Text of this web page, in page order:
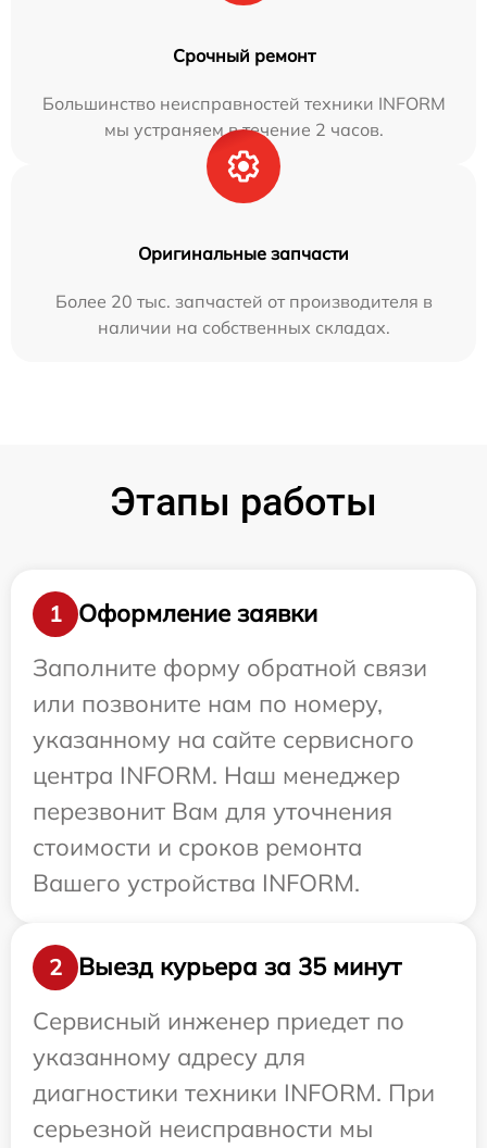
Срочный ремонт
Большинство неисправностей техники INFORM
мы устраняем в течение 2 часов.
Оригинальные запчасти
Более 20 тыс. запчастей от производителя в
наличии на собственных складах.
Этапы работы
1
Оформление заявки
Заполните форму обратной связи
или позвоните нам по номеру,
указанному на сайте сервисного
центра INFORM. Наш менеджер
перезвонит Вам для уточнения
стоимости и сроков ремонта
Вашего устройства INFORM.
2
Выезд курьера за 35 минут
Сервисный инженер приедет по
указанному адресу для
диагностики техники INFORM. При
серьезной неисправности мы